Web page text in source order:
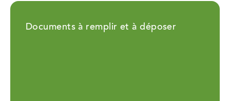
Documents à remplir et à déposer